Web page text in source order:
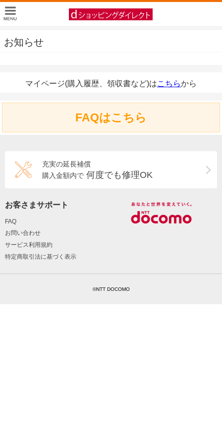
お知らせ
マイページ(購入履歴、領収書など)はこちらから
FAQはこちら
充実の延長補償
購入金額内で 何度でも修理OK
お客さまサポート
FAQ
お問い合わせ
サービス利用規約
特定商取引法に基づく表示
©NTT DOCOMO